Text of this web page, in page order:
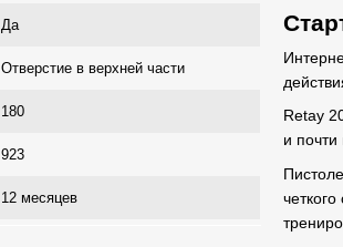
Да
Отверстие в верхней части
180
923
12 месяцев
Retay
и